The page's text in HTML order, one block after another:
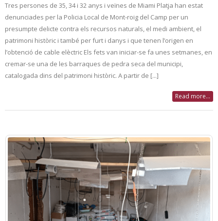
Tres persones de 35, 34 i 32 anys i veïnes de Miami Platja han estat
denunciades per la Policia Local de Mont-roig del Camp per un
presumpte delicte contra els recursos naturals, el medi ambient, el
patrimoni històric i també per furt i danys i que tenen l’origen en
l’obtenció de cable elèctric Els fets van iniciar-se fa unes setmanes, en
cremar-se una de les barraques de pedra seca del municipi,
catalogada dins del patrimoni històric. A partir de [...]
Read more...